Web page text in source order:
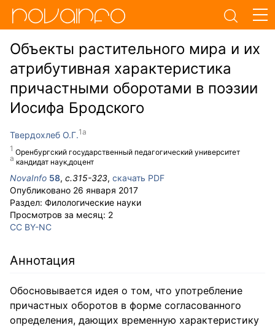
Объекты растительного мира и их
атрибутивная характеристика
причастными оборотами в поэзии
Иосифа Бродского
Твердохлеб О.Г.
Оренбургский государственный педагогический университет
кандидат наук,доцент
NovaInfo 58, с.315-323, скачать PDF
Опубликовано 26 января 2017
Раздел: Филологические науки
Просмотров за месяц: 2
CC BY-NC
Аннотация
Обосновывается идея о том, что употребление
причастных оборотов в форме согласованного
определения, дающих временную характеристику